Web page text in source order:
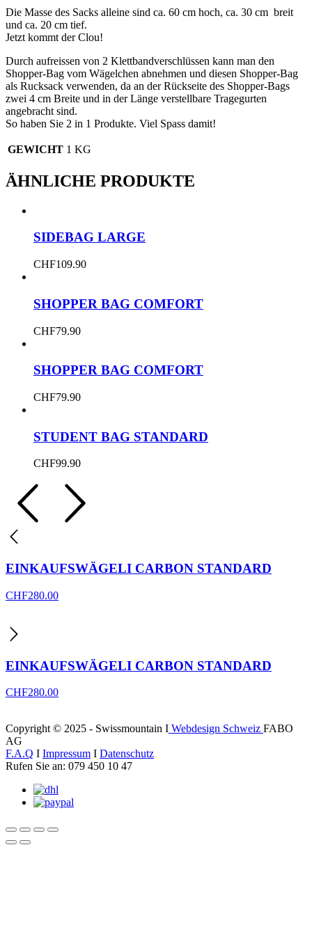
Die Masse des Sacks alleine sind ca. 60 cm hoch, ca. 30 cm breit
und ca. 20 cm tief.
Jetzt kommt der Clou!
Durch aufreissen von 2 Klettbandverschlüssen kann man den
Shopper-Bag vom Wägelchen abnehmen und diesen Shopper-Bag
als Rucksack verwenden, da an der Rückseite des Shopper-Bags
zwei 4 cm Breite und in der Länge verstellbare Tragegurten
angebracht sind.
So haben Sie 2 in 1 Produkte. Viel Spass damit!
GEWICHT 1 KG
ÄHNLICHE PRODUKTE
SIDEBAG LARGE
CHF109.90
SHOPPER BAG COMFORT
CHF79.90
SHOPPER BAG COMFORT
CHF79.90
STUDENT BAG STANDARD
CHF99.90
EINKAUFSWÄGELI CARBON STANDARD
CHF280.00
EINKAUFSWÄGELI CARBON STANDARD
CHF280.00
Copyright © 2025 - Swissmountain I Webdesign Schweiz FABO
AG
F.A.Q I Impressum I Datenschutz
Rufen Sie an: 079 450 10 47